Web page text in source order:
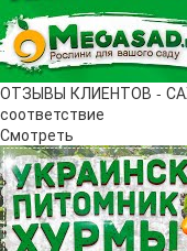
ОТЗЫВЫ КЛИЕНТОВ -
соответствие
Смотреть